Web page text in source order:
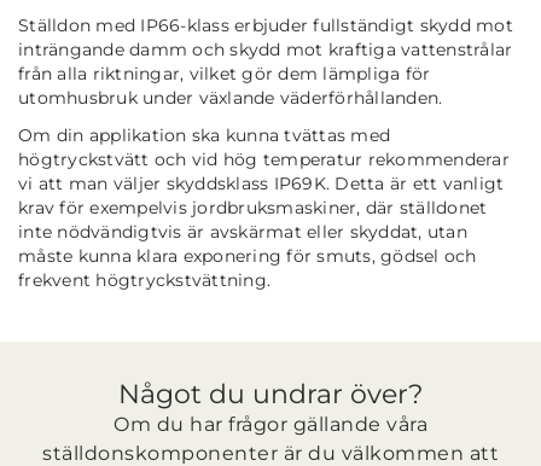
Ställdon med IP66-klass erbjuder fullständigt skydd mot
inträngande damm och skydd mot kraftiga vattenstrålar
från alla riktningar, vilket gör dem lämpliga för
utomhusbruk under växlande väderförhållanden.
Om din applikation ska kunna tvättas med
högtryckstvätt och vid hög temperatur rekommenderar
vi att man väljer skyddsklass IP69K. Detta är ett vanligt
krav för exempelvis jordbruksmaskiner, där ställdonet
inte nödvändigtvis är avskärmat eller skyddat, utan
måste kunna klara exponering för smuts, gödsel och
frekvent högtryckstvättning.
Något du undrar över?
Om du har frågor gällande våra
ställdonskomponenter är du välkommen att